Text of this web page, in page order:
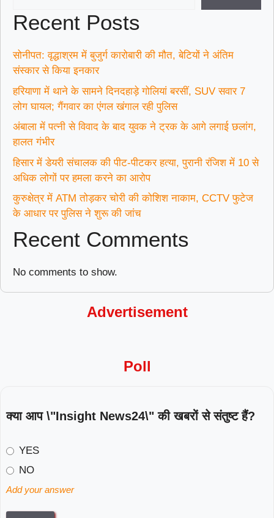
Recent Posts
सोनीपत: वृद्धाश्रम में बुजुर्ग कारोबारी की मौत, बेटियों ने अंतिम
संस्कार से किया इनकार
हरियाणा में थाने के सामने दिनदहाड़े गोलियां बरसीं, SUV सवार 7
लोग घायल; गैंगवार का एंगल खंगाल रही पुलिस
अंबाला में पत्नी से विवाद के बाद युवक ने ट्रक के आगे लगाई छलांग,
हालत गंभीर
हिसार में डेयरी संचालक की पीट-पीटकर हत्या, पुरानी रंजिश में 10 से
अधिक लोगों पर हमला करने का आरोप
कुरुक्षेत्र में ATM तोड़कर चोरी की कोशिश नाकाम, CCTV फुटेज
के आधार पर पुलिस ने शुरू की जांच
Recent Comments
No comments to show.
Advertisement
Poll
क्या आप \"Insight News24\" की खबरों से संतुष्ट हैं?
YES
NO
Add your answer